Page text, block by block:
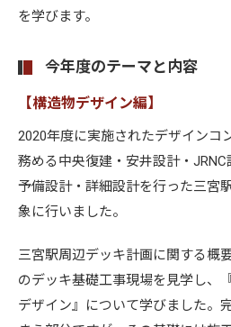
を学びます。
今年度のテーマと内容
【構造物デザイン編】
2020年度に実施されたデザインコ
務める中央復建・安井設計・JRNC
予備設計・詳細設計を行った三宮
象に行いました。
三宮駅周辺デッキ計画に関する概
のデッキ基礎工事現場を見学し、
デザイン』について学びました。